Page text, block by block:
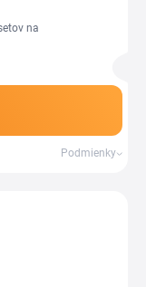
na
Podmienky